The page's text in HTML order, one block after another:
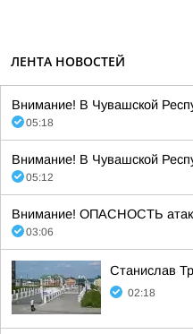
ЛЕНТА НОВОСТЕЙ
Внимание! В Чувашской
05:18
Внимание! В Чувашской
05:12
Внимание! ОПАСНОСТЬ
03:06
Станислав
02:18